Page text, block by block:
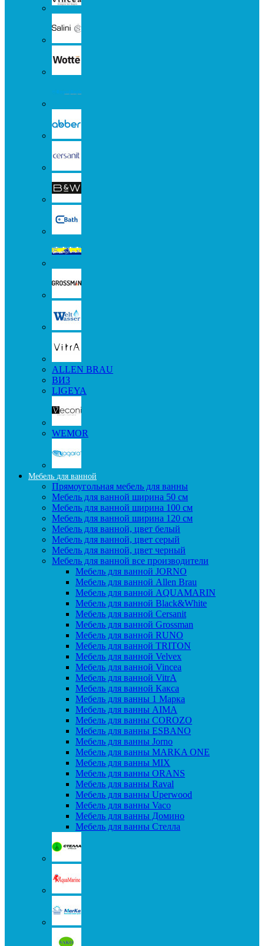
ALLEN BRAU
ВИЗ
LIGEYA
WEMOR
Мебель для ванной
Прямоугольная мебель для ванны
Мебель для ванной ширина 50 см
Мебель для ванной ширина 100 см
Мебель для ванной ширина 120 см
Мебель для ванной, цвет белый
Мебель для ванной, цвет серый
Мебель для ванной, цвет черный
Мебель для ванной все производители
Мебель для ванной JORNO
Мебель для ванной Allen Brau
Мебель для ванной AQUAMARIN
Мебель для ванной Black&White
Мебель для ванной Cersanit
Мебель для ванной Grossman
Мебель для ванной RUNO
Мебель для ванной TRITON
Мебель для ванной Velvex
Мебель для ванной Vincea
Мебель для ванной VitrA
Мебель для ванной Какса
Мебель для ванны 1 Марка
Мебель для ванны AIMA
Мебель для ванны COROZO
Мебель для ванны ESBANO
Мебель для ванны Jorno
Мебель для ванны MARKA ONE
Мебель для ванны MIX
Мебель для ванны ORANS
Мебель для ванны Raval
Мебель для ванны Uperwood
Мебель для ванны Vaco
Мебель для ванны Домино
Мебель для ванны Стелла